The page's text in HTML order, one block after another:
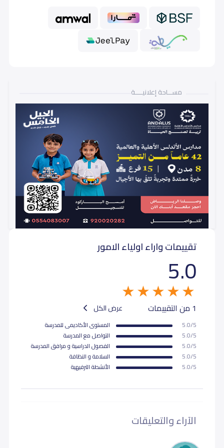
مســـاحة إعلانيـــــة
تقييمات واراء اولياء الامور
5.0
1 من التقييمات عرض الكل
5.0/5
المستوى اﻷكاديمى للمدرسة
5.0/5
التواصل مع المدرسة
5.0/5
الفصول الدراسية و مرافق المدرسة
5.0/5
السلامة و النظافة
5.0/5
اﻷنشطة الترفيهية
الآراء والتعليقات